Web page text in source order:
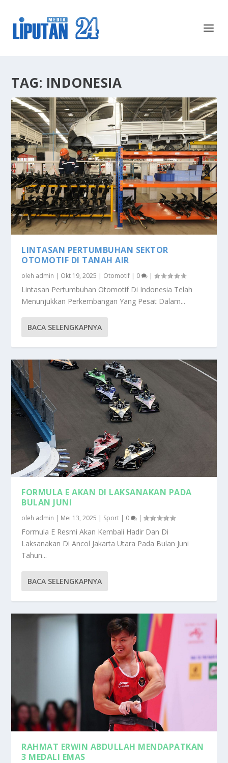
TAG: INDONESIA
LINTASAN PERTUMBUHAN SEKTOR
OTOMOTIF DI TANAH AIR
oleh admin | Okt 19, 2025 | Otomotif | 0 |
Lintasan Pertumbuhan Otomotif Di Indonesia Telah
Menunjukkan Perkembangan Yang Pesat Dalam...
BACA SELENGKAPNYA
FORMULA E AKAN DI LAKSANAKAN PADA
BULAN JUNI
oleh admin | Mei 13, 2025 | Sport | 0 |
Formula E Resmi Akan Kembali Hadir Dan Di
Laksanakan Di Ancol Jakarta Utara Pada Bulan Juni
Tahun...
BACA SELENGKAPNYA
RAHMAT ERWIN ABDULLAH MENDAPATKAN
3 MEDALI EMAS